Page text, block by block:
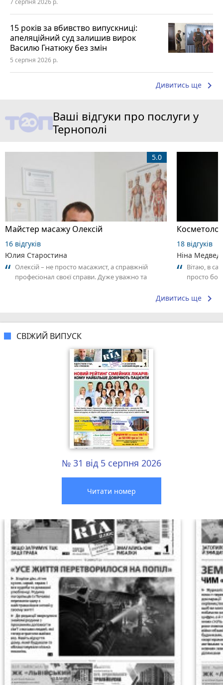
15 років за вбивство випускниці:
апеляційний суд залишив вирок
Василю Гнатюку без змін
5 серпня 2026 р.
Дивитись ще keyboard_arrow_right
Ваші відгуки про послуги у
Тернополі
Майстер масажу Олексій
5.0
16 відгуків
Юлия Старостина
Олексій – не просто масажист, а справжній
професіонал своєї справи. Дуже уважно та
18 відгуків
Ніна
Вітаю, в
просто
Дивитись ще keyboard_arrow_right
СВІЖИЙ ВИПУСК
№ 31 від 5 серпня 2026
Читати номер